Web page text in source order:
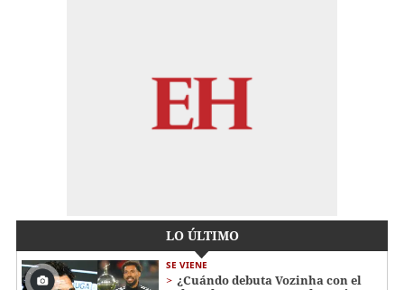
LO ÚLTIMO
SE VIENE
¿Cuándo debuta Vozinha con el